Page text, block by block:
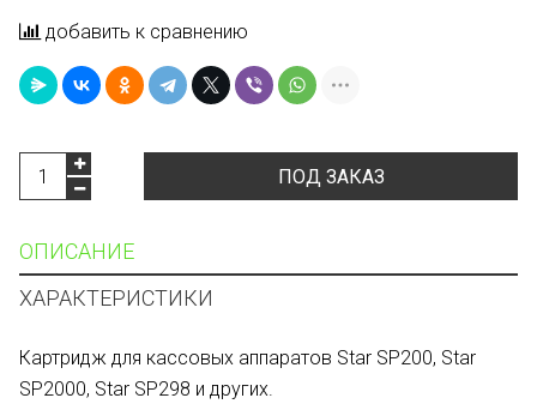
добавить к сравнению
ПОД ЗАКАЗ
ОПИСАНИЕ
ХАРАКТЕРИСТИКИ
Картридж для кассовых аппаратов Star SP200, Star
SP2000, Star SP298 и других.